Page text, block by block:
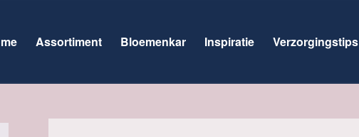
Assortiment Bloemenkar Inspiratie Verzorgingstips